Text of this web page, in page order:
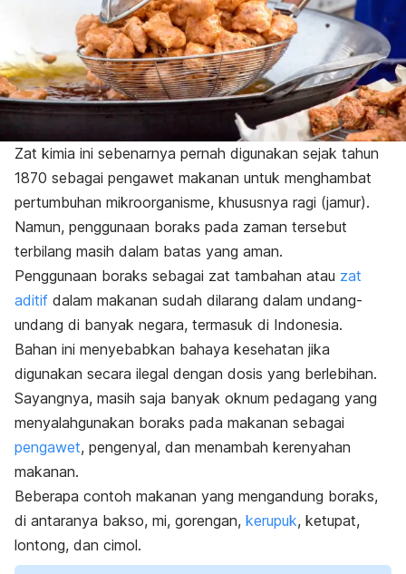
Zat kimia ini sebenarnya pernah digunakan sejak tahun
1870 sebagai pengawet makanan untuk menghambat
pertumbuhan mikroorganisme, khususnya ragi (jamur).
Namun, penggunaan boraks pada zaman tersebut
terbilang masih dalam batas yang aman.
Penggunaan boraks sebagai zat tambahan atau zat
aditif dalam makanan sudah dilarang dalam undang-
undang di banyak negara, termasuk di Indonesia.
Bahan ini menyebabkan bahaya kesehatan jika
digunakan secara ilegal dengan dosis yang berlebihan.
Sayangnya, masih saja banyak oknum pedagang yang
menyalahgunakan boraks pada makanan sebagai
pengawet, pengenyal, dan menambah kerenyahan
makanan.
Beberapa contoh makanan yang mengandung boraks,
di antaranya bakso, mi, gorengan, kerupuk, ketupat,
lontong, dan cimol.